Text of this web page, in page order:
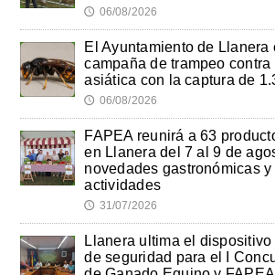
🕔 06/08/2026
El Ayuntamiento de Llanera
campaña de trampeo
asiática con la captura de
🕔 06/08/2026
FAPEA reunirá a 63
en Llanera del 7 al 9 de
novedades gastronómicas
actividades
🕔 31/07/2026
Llanera ultima el
de seguridad para el I